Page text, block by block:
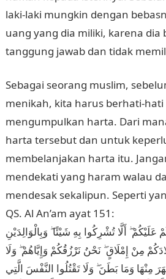
laki-laki mungkin dengan
uang yang dia miliki, karena dia
tanggung jawab dan tidak
Sebagai seorang muslim,
menikah, kita harus berhati-hati
mengumpulkan harta. Dari
harta tersebut dan untuk
membelanjakan harta itu.
mendekati yang haram walau
mendesak sekalipun. Seperti
QS. Al An’am ayat 151:
أَلَّا تُشْرِكُوا بِهِ شَيْئًا ۖ وَبِالْوَالِدَيْنِ
مِنْ إِمْلَاقٍ ۖ نَحْنُ نَرْزُقُكُمْ وَإِيَّاهُمْ ۖ وَلَا
مِنْهَا وَمَا بَطَنَ ۖ وَلَا تَقْتُلُوا النَّفْسَ الَّتِي